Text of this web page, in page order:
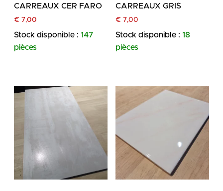
CARREAUX CER FARO
€ 7,00
Stock disponible : 147
pièces
CARREAUX GRIS
€ 7,00
Stock disponible : 18
pièces